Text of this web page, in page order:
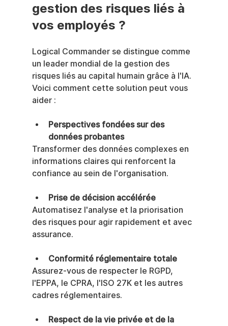
gestion des risques liés à
vos employés ?
Logical Commander se distingue comme
un leader mondial de la gestion des
risques liés au capital humain grâce à l'IA.
Voici comment cette solution peut vous
aider :
Perspectives fondées sur des
données probantes
Transformer des données complexes en
informations claires qui renforcent la
confiance au sein de l'organisation.
Prise de décision accélérée
Automatisez l'analyse et la priorisation
des risques pour agir rapidement et avec
assurance.
Conformité réglementaire totale
Assurez-vous de respecter le RGPD,
l'EPPA, le CPRA, l'ISO 27K et les autres
cadres réglementaires.
Respect de la vie privée et de la